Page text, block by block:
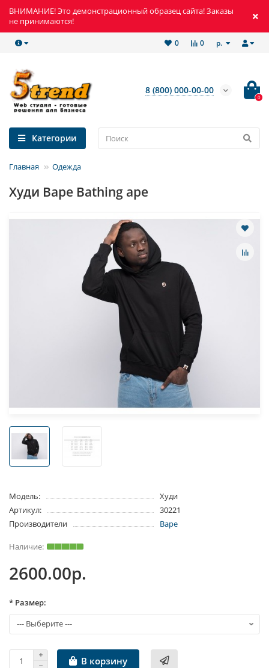
ВНИМАНИЕ! Это демонстрационный образец сайта! Заказы
не принимаются!
р.
0
0
8 (800) 000-00-00
0
Категории
Главная Одежда
Худи Bape Bathing ape
Модель:
Худи
Артикул:
30221
Производители
Bape
2600.00р.
* Размер:
В корзину